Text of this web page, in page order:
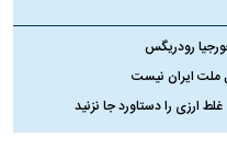
رودریگس
ملت ایران نیست
ارزی را دستاورد جا نزنید